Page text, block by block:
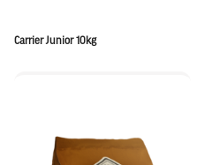
Carrier Junior 10kg